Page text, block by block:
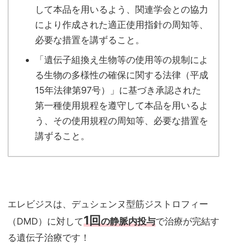
して本品を用いるよう、関連学会との協力
により作成された適正使用指針の周知等、
必要な措置を講ずること。
「遺伝子組換え生物等の使用等の規制によ
る生物の多様性の確保に関する法律（平成
15年法律第97号）」に基づき承認された
第一種使用規程を遵守して本品を用いるよ
う、その使用規程の周知等、必要な措置を
講ずること。
エレビジスは、デュシェンヌ型筋ジストロフィー
（DMD）に対して1回の静脈内投与で治療が完結す
る遺伝子治療です！